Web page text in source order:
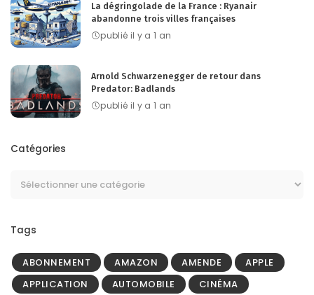
La dégringolade de la France : Ryanair
abandonne trois villes françaises
publié il y a 1 an
Arnold Schwarzenegger de retour dans
Predator: Badlands
publié il y a 1 an
Catégories
Tags
ABONNEMENT AMAZON AMENDE
APPLE
APPLICATION
AUTOMOBILE
CINÉMA